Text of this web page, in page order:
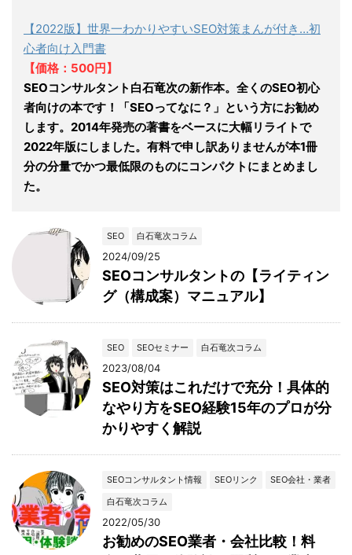
【2022版】世界一わかりやすいSEO対策まんが付き…初
心者向け入門書
【価格：500円】
SEOコンサルタント白石竜次の新作本。全くのSEO初心
者向けの本です！「SEOってなに？」という方にお勧め
します。2014年発売の著書をベースに大幅リライトで
2022年版にしました。有料で申し訳ありませんが本1冊
分の分量でかつ最低限のものにコンパクトにまとめまし
た。
SEO 白石竜次コラム
2024/09/25
SEOコンサルタントの【ライティン
グ（構成案）マニュアル】
SEO SEOセミナー 白石竜次コラム
2023/08/04
SEO対策はこれだけで充分！具体的
なやり方をSEO経験15年のプロが分
かりやすく解説
SEOコンサルタント情報 SEOリンク
SEO会社・業者
白石竜次コラム
2022/05/30
お勧めのSEO業者・会社比較！料